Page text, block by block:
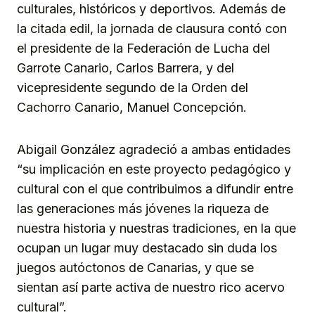
culturales, históricos y deportivos. Además de
la citada edil, la jornada de clausura contó con
el presidente de la Federación de Lucha del
Garrote Canario, Carlos Barrera, y del
vicepresidente segundo de la Orden del
Cachorro Canario, Manuel Concepción.
Abigail González agradeció a ambas entidades
“su implicación en este proyecto pedagógico y
cultural con el que contribuimos a difundir entre
las generaciones más jóvenes la riqueza de
nuestra historia y nuestras tradiciones, en la que
ocupan un lugar muy destacado sin duda los
juegos autóctonos de Canarias, y que se
sientan así parte activa de nuestro rico acervo
cultural”.